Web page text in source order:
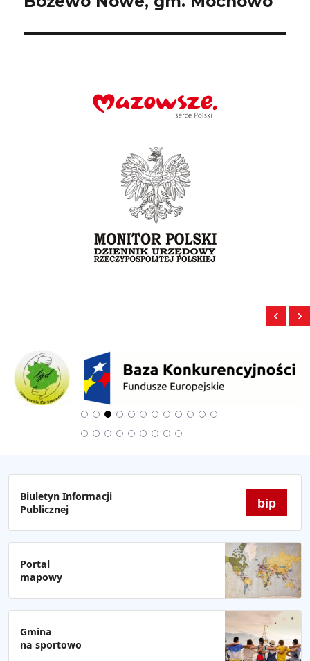
‹ ›
Biuletyn Informacji
Publicznej
bip
Portal
mapowy
Gmina
na sportowo